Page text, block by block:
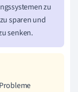
zu
sparen und
senken.